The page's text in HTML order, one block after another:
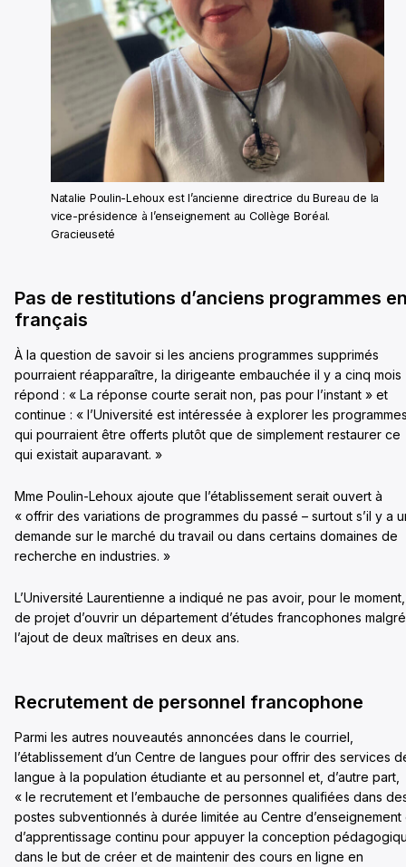
Natalie Poulin-Lehoux est l’ancienne directrice du Bureau de la
vice-présidence à l’enseignement au Collège Boréal.
Gracieuseté
Pas de restitutions d’anciens programmes
français
À la question de savoir si les anciens programmes supprimés
pourraient réapparaître, la dirigeante embauchée il y a cinq mois
répond : « La réponse courte serait non, pas pour l’instant » et
continue : « l’Université est intéressée à explorer les
qui pourraient être offerts plutôt que de simplement restaurer ce
qui existait auparavant. »
Mme Poulin-Lehoux ajoute que l’établissement serait ouvert à
« offrir des variations de programmes du passé – surtout s’il y a
demande sur le marché du travail ou dans certains domaines de
recherche en industries. »
L’Université Laurentienne a indiqué ne pas avoir, pour le moment,
de projet d’ouvrir un département d’études francophones malgré
l’ajout de deux maîtrises en deux ans.
Recrutement de personnel francophone
Parmi les autres nouveautés annoncées dans le courriel,
l’établissement d’un Centre de langues pour offrir des services
langue à la population étudiante et au personnel et, d’autre part,
« le recrutement et l’embauche de personnes qualifiées dans
postes subventionnés à durée limitée au Centre d’enseignement
d’apprentissage continu pour appuyer la conception
dans le but de créer et de maintenir des cours en ligne en